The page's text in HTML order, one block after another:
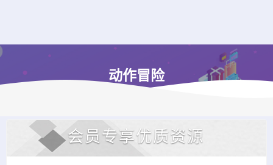
动作冒险
会员专享优质资源